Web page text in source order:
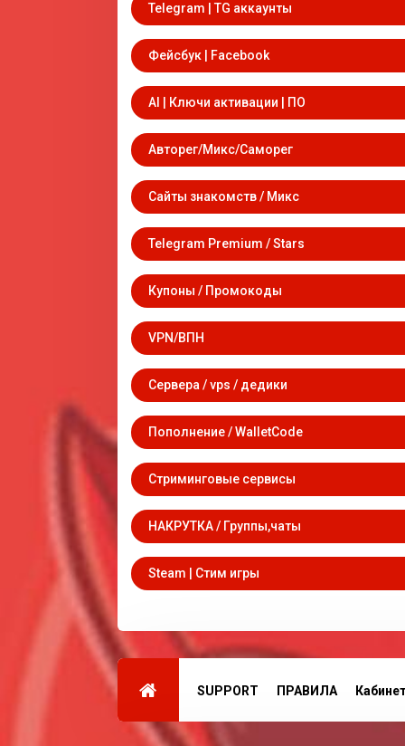
Telegram | TG аккаунты
Фейсбук | Facebook
AI | Ключи активации | ПО
Авторег/Микс/Саморег
Сайты знакомств / Микс
Telegram Premium / Stars
Купоны / Промокоды
VPN/ВПН
Сервера / vps / дедики
Пополнение / WalletCode
Стриминговые сервисы
НАКРУТКА / Группы,чаты
Steam | Стим игры
SUPPORT ПРАВИЛА